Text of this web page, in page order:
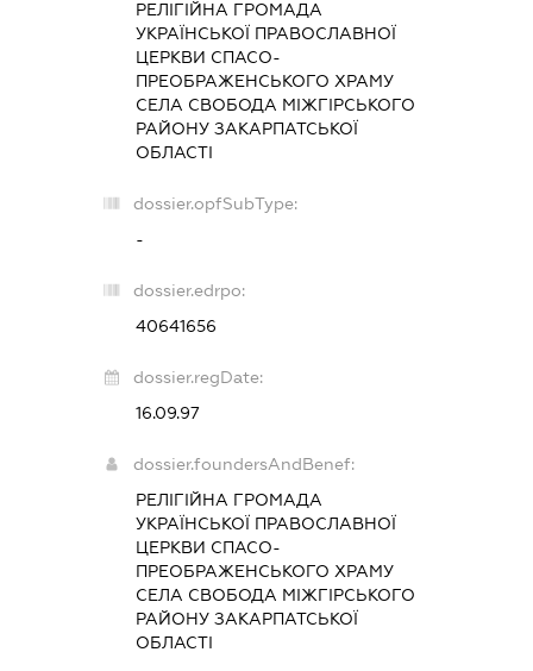
РЕЛІГІЙНА ГРОМАДА
УКРАЇНСЬКОЇ ПРАВОСЛАВНОЇ
ЦЕРКВИ СПАСО-
ПРЕОБРАЖЕНСЬКОГО ХРАМУ
СЕЛА СВОБОДА МІЖГІРСЬКОГО
РАЙОНУ ЗАКАРПАТСЬКОЇ
ОБЛАСТІ
dossier.opfSubType:
-
dossier.edrpo:
40641656
dossier.regDate:
16.09.97
dossier.foundersAndBenef:
РЕЛІГІЙНА ГРОМАДА
УКРАЇНСЬКОЇ ПРАВОСЛАВНОЇ
ЦЕРКВИ СПАСО-
ПРЕОБРАЖЕНСЬКОГО ХРАМУ
СЕЛА СВОБОДА МІЖГІРСЬКОГО
РАЙОНУ ЗАКАРПАТСЬКОЇ
ОБЛАСТІ